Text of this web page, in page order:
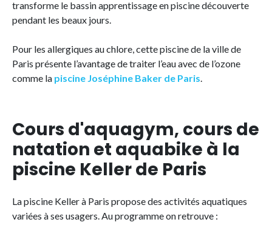
transforme le bassin apprentissage en piscine découverte
pendant les beaux jours.
Pour les allergiques au chlore, cette piscine de la ville de
Paris présente l’avantage de traiter l’eau avec de l’ozone
comme la piscine Joséphine Baker de Paris.
Cours d'aquagym, cours de
natation et aquabike à la
piscine Keller de Paris
La piscine Keller à Paris propose des activités aquatiques
variées à ses usagers. Au programme on retrouve :